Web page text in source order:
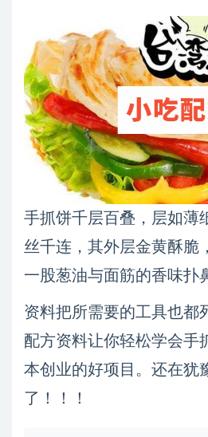
手抓饼千层百叠，层如薄
丝千连，其外层金黄酥脆
一股葱油与面筋的香味扑
资料把所需要的工具也都
配方资料让你轻松学会手
本创业的好项目。还在犹
了！！！